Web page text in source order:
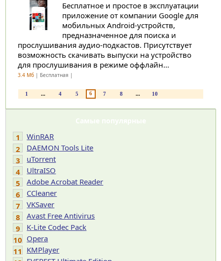
Бесплатное и простое в эксплуатации
приложение от компании Google для
мобильных Android-устройств,
предназначенное для поиска и
прослушивания аудио-подкастов. Присутствует
возможность скачивать выпуски на устройство
для прослушивания в режиме оффлайн...
3.4 Мб| Бесплатная |
1 ... 4 5 6 7 8 ... 10
Самые популярные
1
WinRAR
2
DAEMON Tools Lite
3
uTorrent
4
UltraISO
5
Adobe Acrobat Reader
6
CCleaner
7
VKSaver
8
Avast Free Antivirus
9
K-Lite Codec Pack
10 Opera
11 KMPlayer